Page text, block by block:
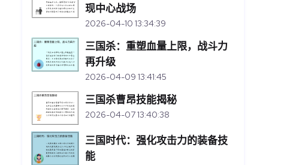
现中心战场
2026-04-10 13:34:39
三国杀：重塑血量上限，战斗力
再升级
2026-04-09 13:41:45
三国杀曹昂技能揭秘
2026-04-07 13:40:38
三国时代：强化攻击力的装备技
能